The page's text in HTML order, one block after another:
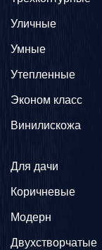
Уличные
Умные
Утепленные
Эконом класс
Винилискожа
Для дачи
Коричневые
Модерн
Двухстворчатые